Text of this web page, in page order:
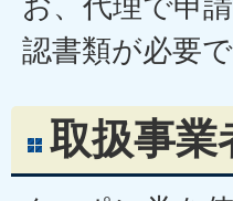
認書類が必要で
取扱事業